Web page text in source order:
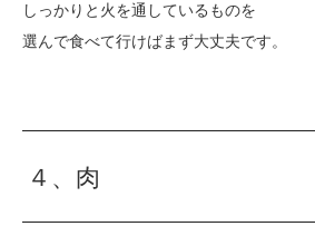
しっかりと火を通しているものを
選んで食べて行けばまず大丈夫です。
４、肉